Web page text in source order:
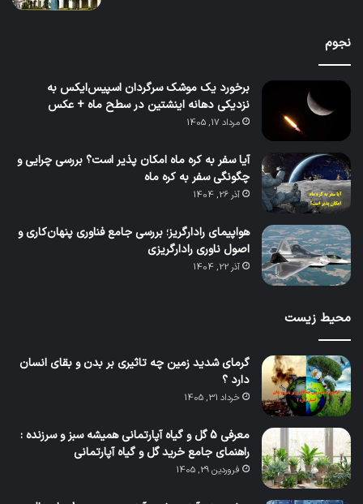
نجوم
برخورد یک موشک سرگردان اسپیس‌ایکس به
نزدیکی دهانه اینشتین در سطح ماه + عکس
مرداد 17, 1405
آیا سفر به کره ماه امکان پذیر است؟ بررسی چرایی و
چگونگی سفر به کره ماه
آذر 26, 1404
هواپیمای رادارگریز؛ بررسی جامع فناوری پنهان‌کاری و
اصول ناوری رادارگریزی
آذر 22, 1404
محیط زیست
گرمای شدید زمین چه تاثیری بر بدن و بقای انسان
دارد ؟
خرداد 31, 1405
معرفی 5 گل و گیاه آپارتمانی همیشه سبز و سرزنده :
راهنمای جامع خرید گل و گیاه آپارتمانی
فروردین 29, 1405